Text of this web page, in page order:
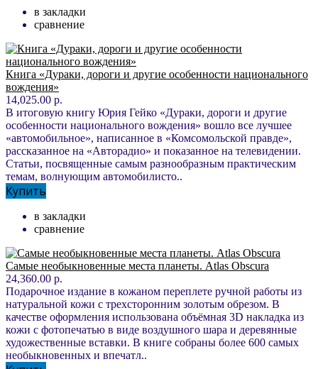
в закладки
сравнение
Книга «Дураки, дороги и другие особенности национального
вождения»
14,025.00 р.
В итоговую книгу Юрия Гейко «Дураки, дороги и другие
особенности национального вождения» вошло все лучшее
«автомобильное», написанное в «Комсомольской правде»,
рассказанное на «Авторадио» и показанное на телевидении.
Статьи, посвященные самым разнообразным практическим
темам, волнующим автомобилисто..
Купить
в закладки
сравнение
Самые необыкновенные места планеты. Atlas Obscura
24,360.00 р.
Подарочное издание в кожаном переплете ручной работы из
натуральной кожи с трехсторонним золотым обрезом. В
качестве оформления использована объёмная 3D накладка из
кожи с фотопечатью в виде воздушного шара и деревянные
художественные вставки. В книге собраны более 600 самых
необыкновенных и впечатл..